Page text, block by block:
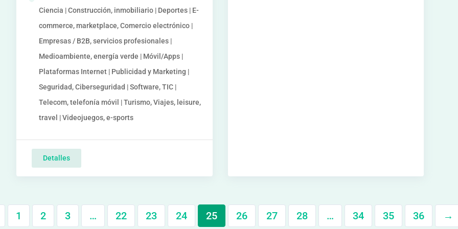
Ciencia | Construcción, inmobiliario | Deportes | E-
commerce, marketplace, Comercio electrónico |
Empresas / B2B, servicios profesionales |
Medioambiente, energía verde | Móvil/Apps |
Plataformas Internet | Publicidad y Marketing |
Seguridad, Ciberseguridad | Software, TIC |
Telecom, telefonía móvil | Turismo, Viajes, leisure,
travel | Videojuegos, e-sports
Detalles
1 2 3 … 22 23 24 25 26 27 28 … 34 35 36 →